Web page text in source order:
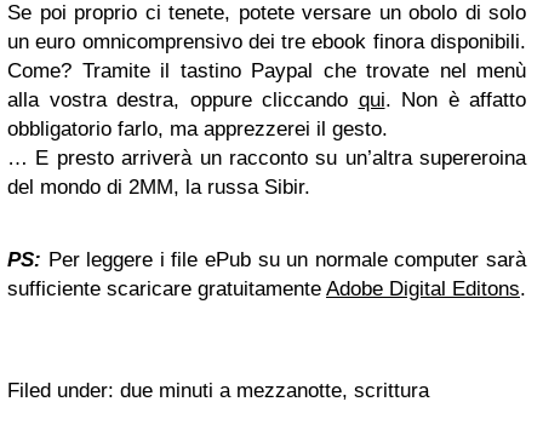
Se poi proprio ci tenete, potete versare un obolo di solo
un euro omnicomprensivo dei tre ebook finora disponibili.
Come? Tramite il tastino Paypal che trovate nel menù
alla vostra destra, oppure cliccando qui. Non è affatto
obbligatorio farlo, ma apprezzerei il gesto.
… E presto arriverà un racconto su un’altra supereroina
del mondo di 2MM, la russa Sibir.
PS: Per leggere i file ePub su un normale computer sarà
sufficiente scaricare gratuitamente Adobe Digital Editons.
Filed under: due minuti a mezzanotte, scrittura